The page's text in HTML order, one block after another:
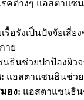
รคต่างๆ แอสตาแ
เรื้อรังเป็นปัจจัยเ
าย
ธินช่วยปกป้องผิวจ
แอสตาแซนธินช่ว
อง: แอสตาแซนธิน